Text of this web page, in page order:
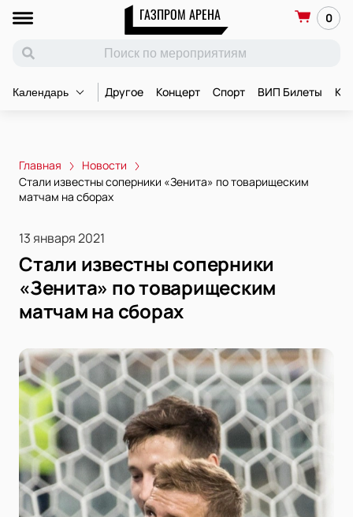
ГАЗПРОМ АРЕНА 0
Календарь Другое Концерт Спорт ВИП Билеты
Главная
Новости
Стали известны соперники «Зенита» по товарищеским
матчам на сборах
13 января 2021
Стали известны соперники
«Зенита» по товарищеским
матчам на сборах